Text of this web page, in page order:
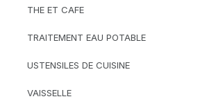
THE ET CAFE
TRAITEMENT EAU POTABLE
USTENSILES DE CUISINE
VAISSELLE